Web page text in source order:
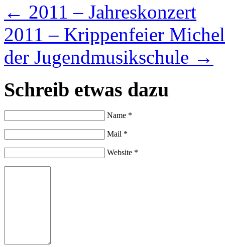
← 2011 – Jahreskonzert
2011 – Krippenfeier
der Jugendmusikschule →
Schreib etwas dazu
Name *
Mail *
Website *